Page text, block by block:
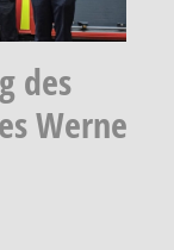
des
Werne